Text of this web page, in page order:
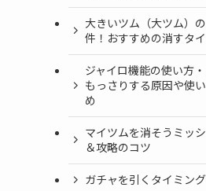
大きいツム（大ツム）
件！おすすめの消すタ
ジャイロ機能の使い方
もっさりする原因や使
め
マイツムを消そうミッ
＆攻略のコツ
ガチャを引くタイミング